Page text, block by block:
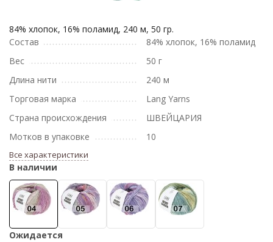
84% хлопок, 16% поламид, 240 м, 50 гр.
Состав
84% хлопок, 16% поламид
Вес
50 г
Длина нити
240 м
Торговая марка
Lang Yarns
Страна происхождения
ШВЕЙЦАРИЯ
Мотков в упаковке
10
Все характеристики
В наличии
Ожидается